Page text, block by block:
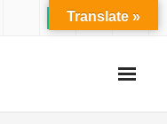
Translate »